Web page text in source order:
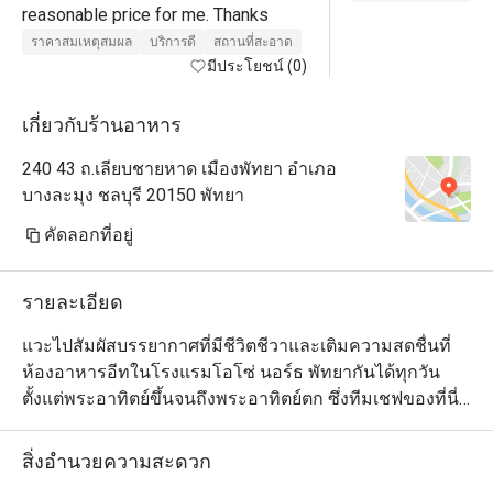
reasonable price for me. Thanks
ราคาสมเหตุสมผล บริการดี สถานที่สะอาด
มีประโยชน์ (0)
เกี่ยวกับร้านอาหาร
240 43 ถ.เลียบชายหาด เมืองพัทยา อำเภอ
บางละมุง ชลบุรี 20150 พัทยา
คัดลอกที่อยู่
รายละเอียด
แวะไปสัมผัสบรรยากาศที่มีชีวิตชีวาและเติมความสดชื่นที่
ห้องอาหารอีทในโรงแรมโอโซ่ นอร์ธ พัทยากันได้ทุกวัน
ตั้งแต่พระอาทิตย์ขึ้นจนถึงพระอาทิตย์ตก ซึ่งทีมเชฟของที่นี่
ร่วมกันรังสรรค์เมนูขึ้นอย่างพิถีพิถัน เพื่อให้ตอบโจทย์มื้อ
พิเศษของลูกค้าทุกท่านได้อย่างครบรส ไม่ว่าคุณจะอยาก
สิ่งอำนวยความสะดวก